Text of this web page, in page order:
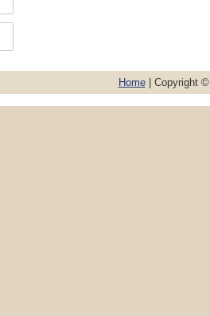
Home| Copyright ©